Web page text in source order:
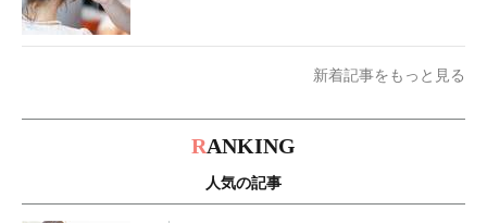
新着記事をもっと見る
RANKING
人気の記事